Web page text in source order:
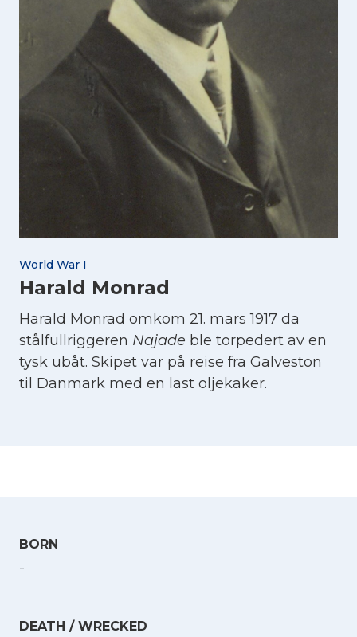
World War I
Harald Monrad
Harald Monrad omkom 21. mars 1917 da
stålfullriggeren Najade ble torpedert av en
tysk ubåt. Skipet var på reise fra Galveston
til Danmark med en last oljekaker.
BORN
-
DEATH / WRECKED